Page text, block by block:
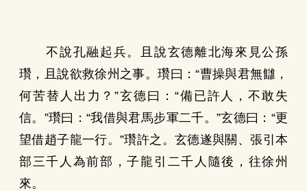
不說孔融起兵。且說玄德離北海來見公孫
瓚，且說欲救徐州之事。瓚曰：“曹操與君無讎，
何苦替人出力？”玄德曰：“備已許人，不敢失
信。”瓚曰：“我借與君馬步軍二千。”玄德曰：“更
望借趙子龍一行。”瓚許之。玄德遂與關、張引本
部三千人為前部，子龍引二千人隨後，往徐州
來。